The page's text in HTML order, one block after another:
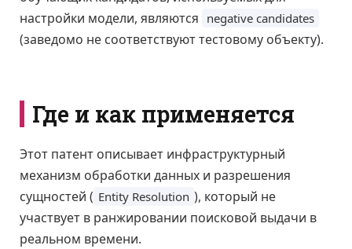
настройки модели, являются negative candidates
(заведомо не соответствуют тестовому объекту).
Где и как применяется
Этот патент описывает инфраструктурный
механизм обработки данных и разрешения
сущностей ( Entity Resolution ), который не
участвует в ранжировании поисковой выдачи в
реальном времени.